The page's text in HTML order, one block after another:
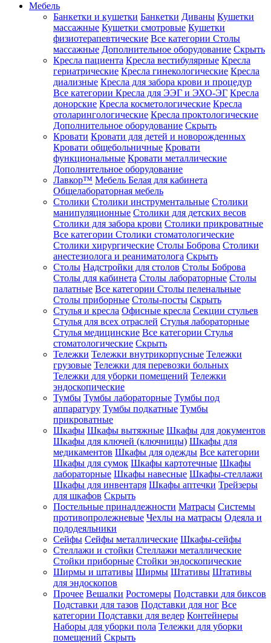
Мебель
Банкетки и кушетки Банкетки Диваны Кушетки
массажные Кушетки смотровые Кушетки
физиотерапевтические Все категории Столы
массажные Дополнительное оборудование Скрыть
Кресла пациента Кресла вестибулярные Кресла
гериатрические Кресла гинекологические Кресла
диализные Кресла для забора крови и процедур
Все категории Кресла для ЭЭГ и ЭХО-ЭГ Кресла
донорские Кресла косметологические Кресла
отоларингологические Кресла проктологические
Дополнительное оборудование Скрыть
Кровати Кровати для детей и новорожденных
Кровати общебольничные Кровати
функциональные Кровати металлические
Дополнительное оборудование
Лавкор™ Мебель Белая для кабинета
Общелабораторная мебель
Столики Столики инструментальные Столики
манипуляционные Столики для детских весов
Столики для забора крови Столики прикроватные
Все категории Столики стоматологические
Столики хирургические Столы Боброва Столики
анестезиолога и реаниматолога Скрыть
Столы Надстройки для столов Столы Боброва
Столы для кабинета Столы лабораторные Столы
палатные Все категории Столы пеленальные
Столы приборные Столы-посты Скрыть
Стулья и кресла Офисные кресла Секции стульев
Стулья для всех отраслей Стулья лабораторные
Стулья медицинские Все категории Стулья
стоматологические Скрыть
Тележки Тележки внутрикорпусные Тележки
грузовые Тележки для перевозки больных
Тележки для уборки помещений Тележки
эндоскопические
Тумбы Тумбы лабораторные Тумбы под
аппаратуру Тумбы подкатные Тумбы
прикроватные
Шкафы Шкафы вытяжные Шкафы для документов
Шкафы для ключей (ключницы) Шкафы для
медикаментов Шкафы для одежды Все категории
Шкафы для сумок Шкафы картотечные Шкафы
лабораторные Шкафы навесные Шкафы-стеллажи
Шкафы для инвентаря Шкафы аптечки Трейзеры
для шкафов Скрыть
Постельные принадлежности Матрасы Системы
противопролежневые Чехлы на матрасы Одеяла и
пододеяльники
Сейфы Сейфы металлические Шкафы-сейфы
Стеллажи и стойки Стеллажи металлические
Стойки приборные Стойки эндоскопические
Ширмы и штативы Ширмы Штативы Штативы
для эндоскопов
Прочее Вешалки Ростомеры Подставки для биксов
Подставки для тазов Подставки для ног Все
категории Подставки для ведер Контейнеры
Наборы для уборки пола Тележки для уборки
помещений Скрыть